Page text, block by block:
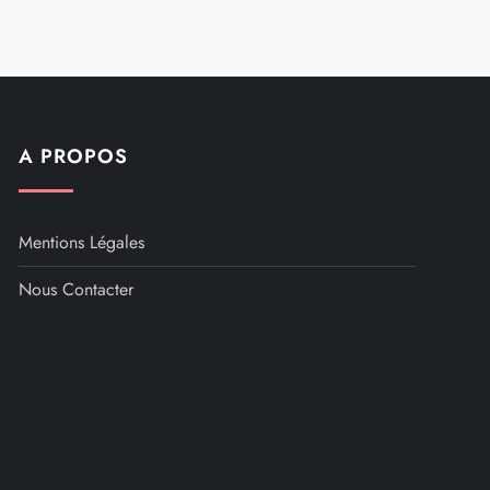
A PROPOS
Mentions Légales
Nous Contacter